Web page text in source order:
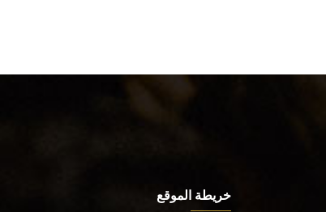
خريطة الموقع